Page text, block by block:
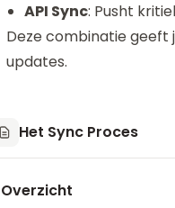
API Sync: Pusht
Deze combinatie geeft
updates.
Het Sync Proces
Overzicht